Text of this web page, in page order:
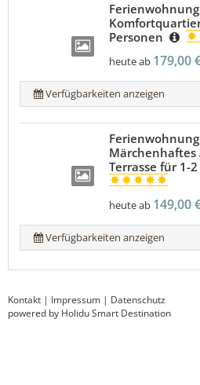
Personen
heute ab 179,00
Verfügbarkeiten anzeigen
Terrasse für 1-
heute ab 149,00
Verfügbarkeiten anzeigen
Kontakt | Impressum | Datenschutz
powered by Holidu Smart Destination